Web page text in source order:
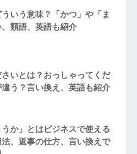
ういう意味？「かつ」や「ま
類語、英語も紹介
いとは？おっしゃってくだ
う？言い換え、英語も紹介
うか」とはビジネスで使える
、返事の仕方、言い換えで